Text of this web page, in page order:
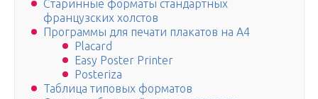
Старинные форматы стандартных
французских холстов
Программы для печати плакатов на А4
Placard
Easy Poster Printer
Posteriza
Таблица типовых форматов